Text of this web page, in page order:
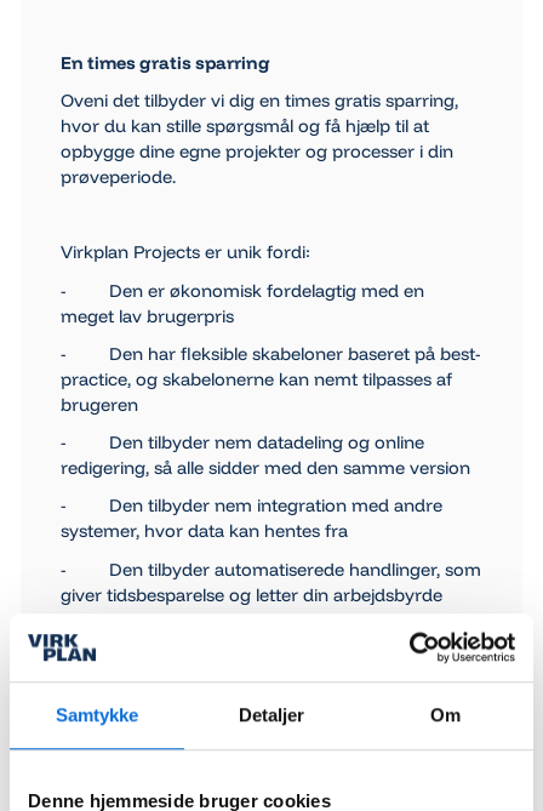
Samtykke Detaljer Om
Denne hjemmeside bruger cookies
En times gratis sparring
Oveni det tilbyder vi dig en times gratis sparring,
hvor du kan stille spørgsmål og få hjælp til at
opbygge dine egne projekter og processer i din
prøveperiode.
Virkplan Projects er unik fordi:
- Den er økonomisk fordelagtig med en
meget lav brugerpris
- Den har fleksible skabeloner baseret på best-
practice, og skabelonerne kan nemt tilpasses af
brugeren
- Den tilbyder nem datadeling og online
redigering, så alle sidder med den samme version
- Den tilbyder nem integration med andre
systemer, hvor data kan hentes fra
- Den tilbyder automatiserede handlinger, som
giver tidsbesparelse og letter din arbejdsbyrde
- Den anvendes af virksomheder som f.eks.
EWII, Geia Food og Espersen.
Bestil din gratisprøveversion